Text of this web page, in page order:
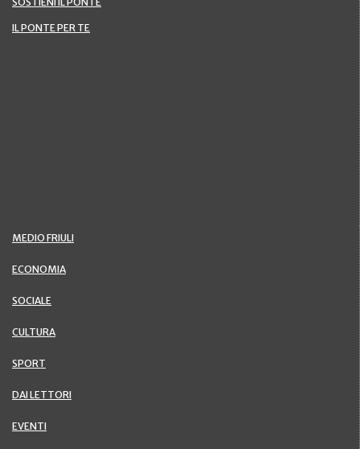
IL PONTE PER TE
MEDIO FRIULI
ECONOMIA
SOCIALE
CULTURA
SPORT
DAI LETTORI
EVENTI